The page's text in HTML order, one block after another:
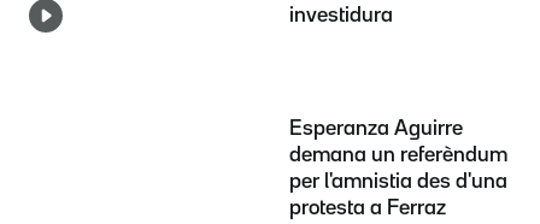
investidura
Esperanza Aguirre
demana un referèndum
per l'amnistia des d'una
protesta a Ferraz